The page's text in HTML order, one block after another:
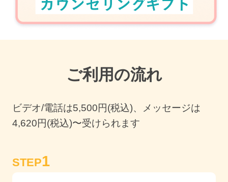
ご利用の流れ
ビデオ/電話は5,500円(税込)、メッセージは
4,620円(税込)〜受けられます
STEP1